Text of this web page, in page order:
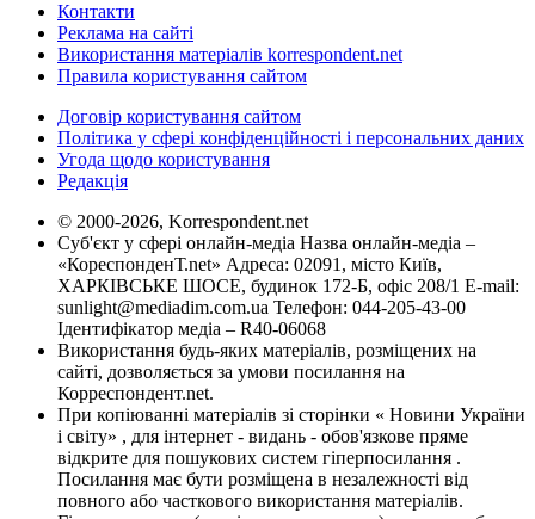
Контакти
Реклама на сайті
Використання матеріалів korrespondent.net
Правила користування сайтом
Договір користування сайтом
Політика у сфері конфіденційності і персональних даних
Угода щодо користування
Редакція
© 2000-2026, Korrespondent.net
Суб'єкт у сфері онлайн-медіа Назва онлайн-медіа –
«КореспонденТ.net» Адреса: 02091, місто Київ,
ХАРКІВСЬКЕ ШОСЕ, будинок 172-Б, офіс 208/1 E-mail:
sunlight@mediadim.com.ua Телефон: 044-205-43-00
Ідентифікатор медіа – R40-06068
Використання будь-яких матеріалів, розміщених на
сайті, дозволяється за умови посилання на
Корреспондент.net.
При копіюванні матеріалів зі сторінки « Новини України
і світу» , для інтернет - видань - обов'язкове пряме
відкрите для пошукових систем гіперпосилання .
Посилання має бути розміщена в незалежності від
повного або часткового використання матеріалів.